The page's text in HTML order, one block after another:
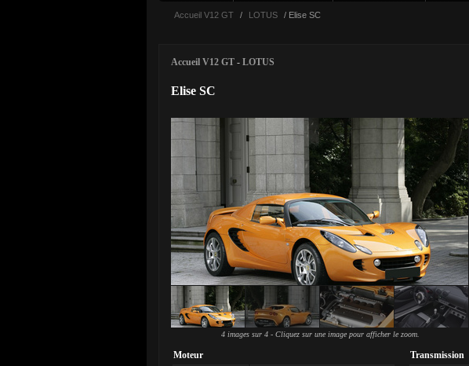
Accueil V12 GT / LOTUS / Elise SC
Accueil V12 GT - LOTUS
Elise SC
4 images sur 4 - Cliquez sur une image pour afficher le zoom.
Moteur Transmission